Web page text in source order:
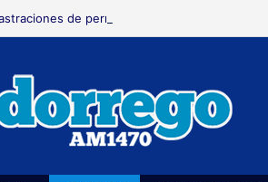
de perros y gatos en el distrito